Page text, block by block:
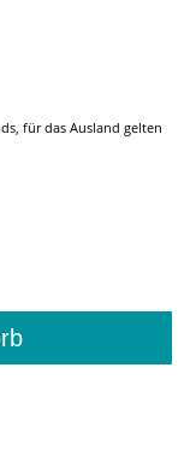
für das Ausland gelten